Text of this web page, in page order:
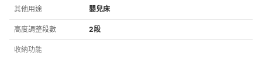
其他用途 嬰兒床
高度調整段數 2段
收納功能